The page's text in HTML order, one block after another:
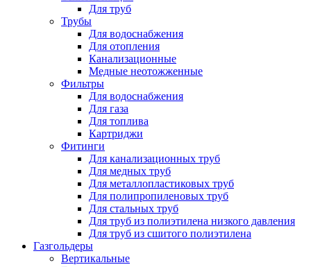
Для труб
Трубы
Для водоснабжения
Для отопления
Канализационные
Медные неотожженные
Фильтры
Для водоснабжения
Для газа
Для топлива
Картриджи
Фитинги
Для канализационных труб
Для медных труб
Для металлопластиковых труб
Для полипропиленовых труб
Для стальных труб
Для труб из полиэтилена низкого давления
Для труб из сшитого полиэтилена
Газгольдеры
Вертикальные